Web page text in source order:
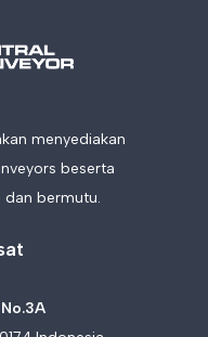
menyediakan
beserta
dan bermutu.